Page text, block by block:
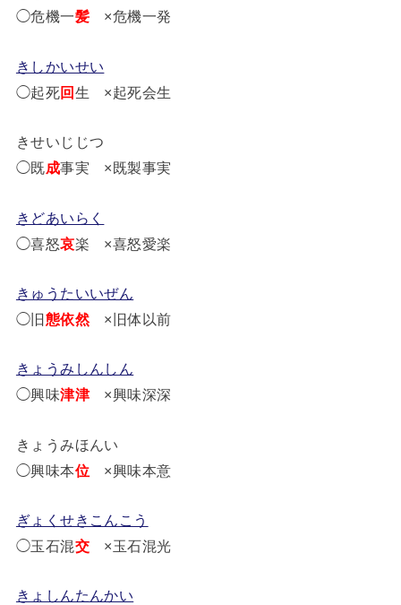
◯危機一髪×危機一発
きしかいせい
◯起死回 生 ×起死会生
きせいじじつ
◯既成事実 ×既製事実
きどあいらく
◯喜怒哀楽 ×喜怒愛楽
きゅうたいいぜん
◯旧態依然×旧体以前
きょうみしんしん
◯興味津津×興味深深
きょうみほんい
◯興味本位×興味本意
ぎょくせきこんこう
◯玉石混交×玉石混光
きょしんたんかい